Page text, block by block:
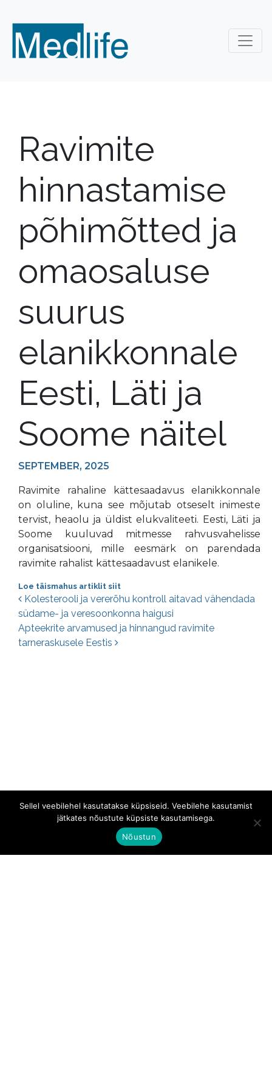
Ravimite
hinnastamise
põhimõtted ja
omaosaluse
suurus
elanikkonnale
Eesti, Läti ja
Soome näitel
SEPTEMBER, 2025
Ravimite rahaline kättesaadavus elanikkonnale
on oluline, kuna see mõjutab otseselt inimeste
tervist, heaolu ja üldist elukvaliteeti. Eesti, Läti ja
Soome kuuluvad mitmesse rahvusvahelisse
organisatsiooni, mille eesmärk on parendada
ravimite rahalist kättesaadavust elanikele.
Loe täismahus artiklit siit
Postituste navigatsioon
Kolesterooli ja vererõhu kontroll aitavad vähendada
südame- ja veresoonkonna haigusi
Apteekrite arvamused ja hinnangud ravimite
tarneraskusele Eestis
Sellel veebilehel kasutatakse küpsiseid. Veebilehe kasutamist
jätkates nõustute küpsiste kasutamisega.
Nõustun